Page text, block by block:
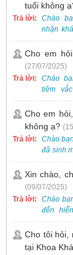
tuổi không
Trả lời:
Chào
nhận
bẹt cho
tuổi.
Khoa
để
thăm
tiện
0988
thêm,
hoặc
Nam -
Cho em
(27/07/2025)
Trả lời:
Chào
tiêm
nhiên,
theo
nào
Cho em
không ạ?
Trả lời:
Chào
đã sinh
lần 3
Tại
nhận và
nhu cầu
Xin chào,
(09/07/2025)
Trả lời:
Chào
đến
Nhật.
Cho tôi hỏi,
tại Khoa